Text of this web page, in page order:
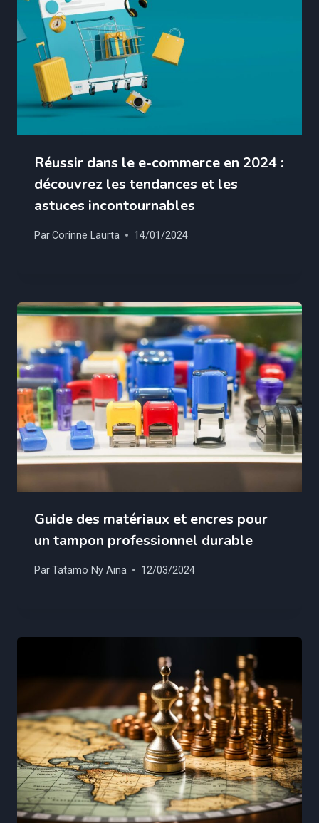
Réussir dans le e-commerce en 2024 :
découvrez les tendances et les
astuces incontournables
ParCorinne Laurta 14/01/2024
Guide des matériaux et encres pour
un tampon professionnel durable
ParTatamo Ny Aina 12/03/2024